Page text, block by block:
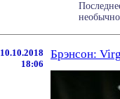
10.10.2018
18:06
Брэнсон: